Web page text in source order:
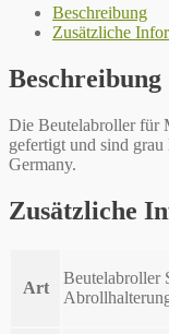
Beschreibung
Zusätzliche
Beschreibung
Die Beutelabroller für
gefertigt und sind
Germany.
Zusätzliche
Art
Beutelabroller